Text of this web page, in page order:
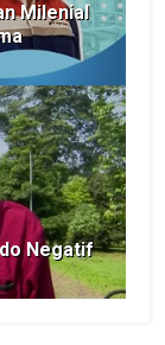
Milenial
Negatif